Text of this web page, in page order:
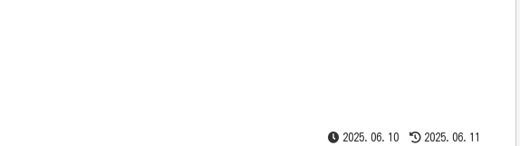
2025.06.10 2025.06.11